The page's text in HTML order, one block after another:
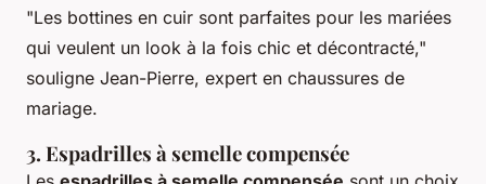
"Les bottines en cuir sont parfaites pour les mariées
qui veulent un look à la fois chic et décontracté,"
souligne Jean-Pierre, expert en chaussures de
mariage.
3. Espadrilles à semelle compensée